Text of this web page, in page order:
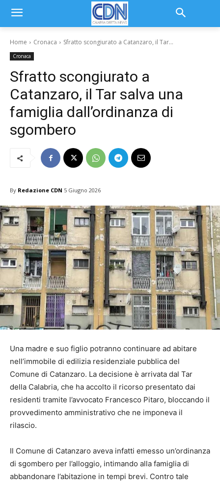
Home Cronaca Sfratto scongiurato a Catanzaro, il Tar...
Cronaca
Sfratto scongiurato a
Catanzaro, il Tar salva una
famiglia dall’ordinanza di
sgombero
By Redazione CDN 5 Giugno 2026
Una madre e suo figlio potranno continuare ad abitare
nell’immobile di edilizia residenziale pubblica del
Comune di Catanzaro. La decisione è arrivata dal Tar
della Calabria, che ha accolto il ricorso presentato dai
residenti tramite l’avvocato Francesco Pitaro, bloccando il
provvedimento amministrativo che ne imponeva il
rilascio.
Il Comune di Catanzaro aveva infatti emesso un’ordinanza
di sgombero per l’alloggio, intimando alla famiglia di
abbandonare l’abitazione in tempi brevi. Contro tale